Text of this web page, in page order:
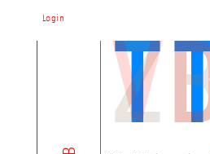
Login